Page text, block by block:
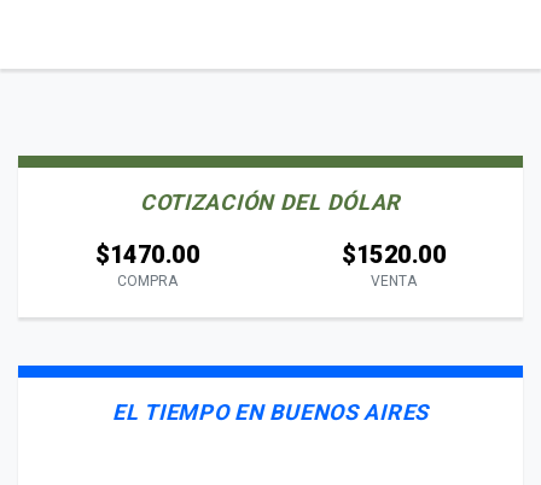
COTIZACIÓN DEL DÓLAR
$1470.00
COMPRA
$1520.00
VENTA
EL TIEMPO EN BUENOS AIRES